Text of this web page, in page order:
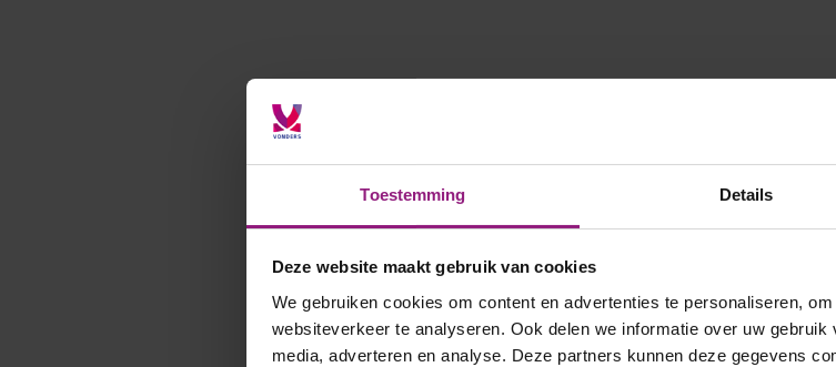
Toestemming Details
Deze website maakt gebruik van cookies
We gebruiken cookies om content en advertenties te personaliseren,
websiteverkeer te analyseren. Ook delen we informatie over uw
media, adverteren en analyse. Deze partners kunnen deze gegevens